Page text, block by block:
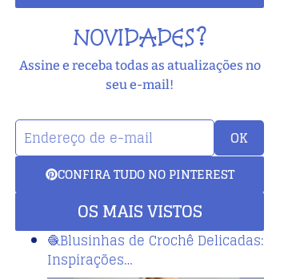
NOVIDADES?
Assine e receba todas as atualizações no
seu e-mail!
OK
CONFIRA TUDO NO PINTEREST
OS MAIS VISTOS
🧶Blusinhas de Crochê Delicadas:
Inspirações…